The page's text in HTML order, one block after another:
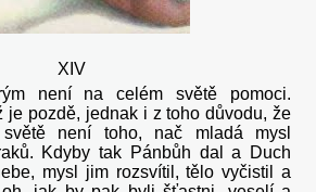
XIV
není na celém světě pomoci.
je pozdě, jednak i z toho důvodu, že
světě není toho, nač mladá mysl
Kdyby tak Pánbůh dal a Duch
mysl jim rozsvítil, tělo vyčistil a